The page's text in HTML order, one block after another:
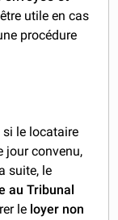
utile en cas
procédure
si le locataire
jour convenu,
suite, le
au Tribunal
le loyer non